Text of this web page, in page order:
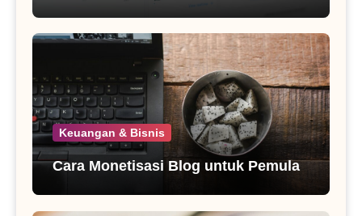
Keuangan & Bisnis
Cara Monetisasi Blog untuk Pemula